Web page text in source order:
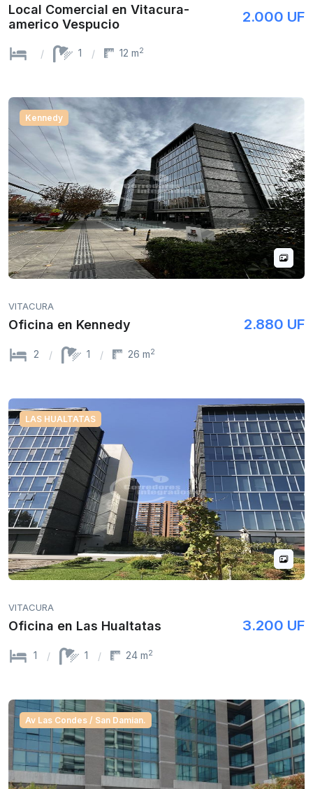
Local Comercial en Vitacura-
americo Vespucio
2.000 UF
1 12 m2
Kennedy
VITACURA
Oficina en Kennedy 2.880 UF
2 1 26 m2
LAS HUALTATAS
VITACURA
Oficina en Las Hualtatas 3.200 UF
1 1 24 m2
Av Las Condes / San Damian.